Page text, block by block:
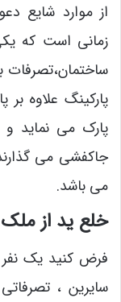
از موارد شایع
زمانی است که
پارکینگ علاوه
پارک می نماید و
جاکفشی می
می باشد.
خلع ید از
فرض کنید یک
سایرین ،